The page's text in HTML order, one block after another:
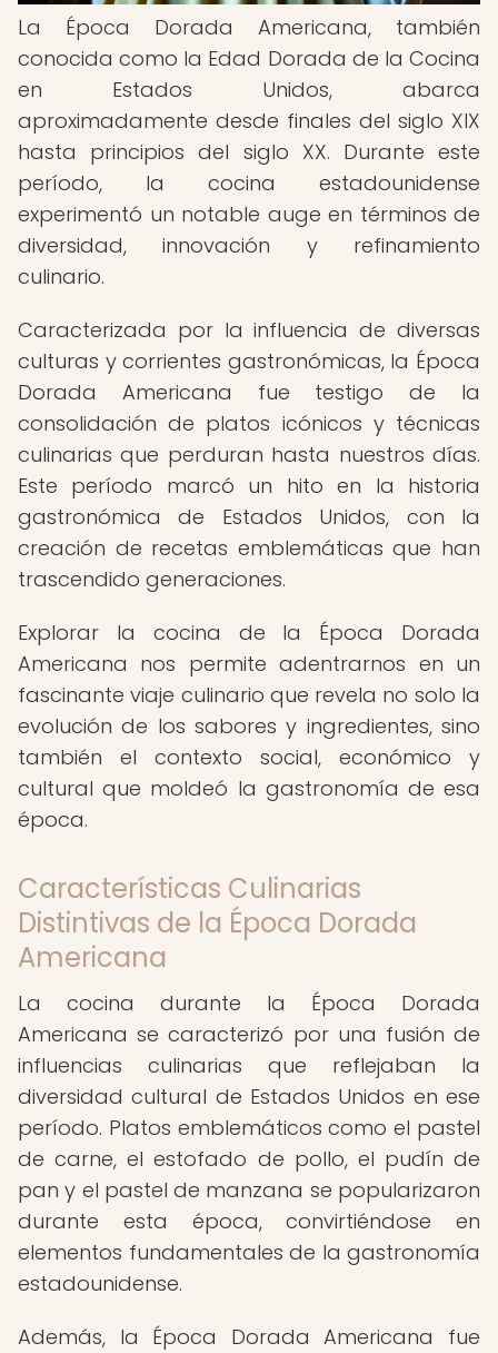
La Época Dorada Americana, también
conocida como la Edad Dorada de la Cocina
en Estados Unidos, abarca
aproximadamente desde finales del siglo XIX
hasta principios del siglo XX. Durante este
período, la cocina estadounidense
experimentó un notable auge en términos de
diversidad, innovación y refinamiento
culinario.
Caracterizada por la influencia de diversas
culturas y corrientes gastronómicas, la Época
Dorada Americana fue testigo de la
consolidación de platos icónicos y técnicas
culinarias que perduran hasta nuestros días.
Este período marcó un hito en la historia
gastronómica de Estados Unidos, con la
creación de recetas emblemáticas que han
trascendido generaciones.
Explorar la cocina de la Época Dorada
Americana nos permite adentrarnos en un
fascinante viaje culinario que revela no solo la
evolución de los sabores y ingredientes, sino
también el contexto social, económico y
cultural que moldeó la gastronomía de esa
época.
Características Culinarias
Distintivas de la Época Dorada
Americana
La cocina durante la Época Dorada
Americana se caracterizó por una fusión de
influencias culinarias que reflejaban la
diversidad cultural de Estados Unidos en ese
período. Platos emblemáticos como el pastel
de carne, el estofado de pollo, el pudín de
pan y el pastel de manzana se popularizaron
durante esta época, convirtiéndose en
elementos fundamentales de la gastronomía
estadounidense.
Además, la Época Dorada Americana fue